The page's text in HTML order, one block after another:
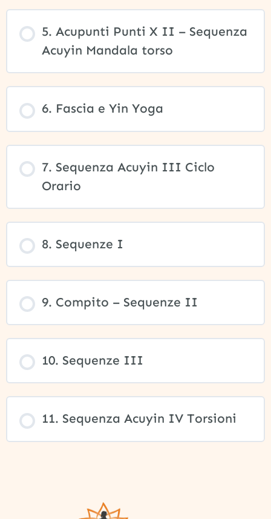
5. Acupunti Punti X II – Sequenza
Acuyin Mandala torso
6. Fascia e Yin Yoga
7. Sequenza Acuyin III Ciclo
Orario
8. Sequenze I
9. Compito – Sequenze II
10. Sequenze III
11. Sequenza Acuyin IV Torsioni